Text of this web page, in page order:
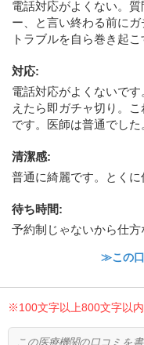
電話対応がよくない。
ー、と言い終わる前に
トラブルを自ら巻き起
対応:
電話対応がよくないで
えたら即ガチャ切り。
です。医師は普通でした
清潔感:
普通に綺麗です。とくに
待ち時間:
予約制じゃないから仕方
≫この口
※100文字以上800文字以